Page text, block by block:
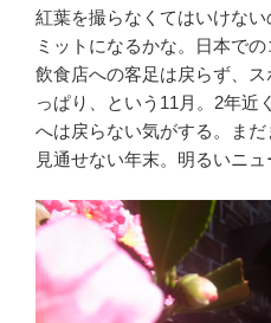
紅葉を撮らなくてはいけな
ミットになるかな。日本での
飲食店への客足は戻らず、
っぱり、という11月。2年近
へは戻らない気がする。ま
見通せない年末。明るいニュ